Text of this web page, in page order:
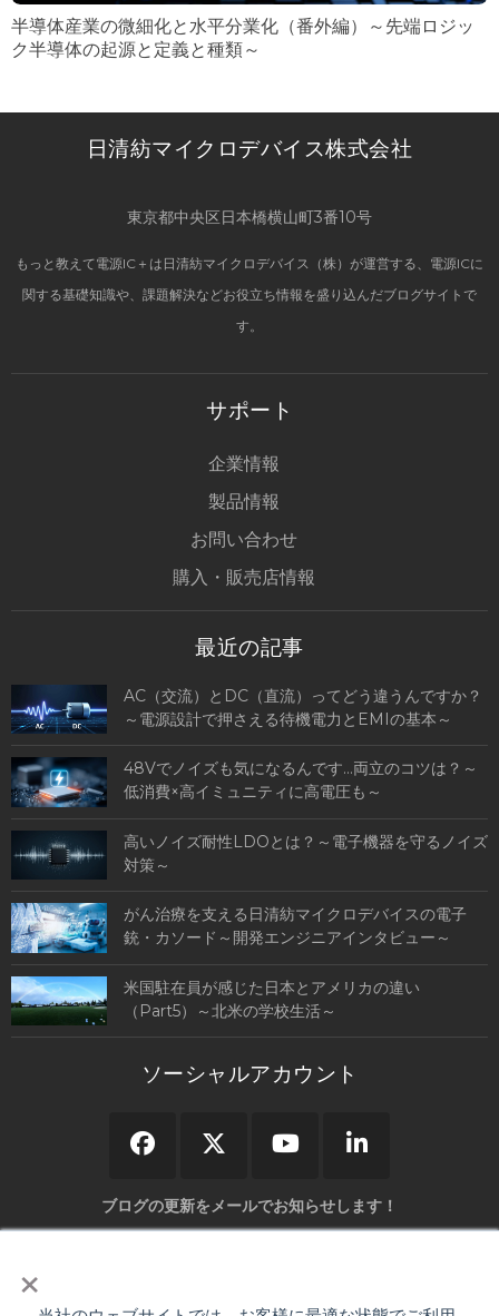
×
半導体産業の微細化と水平分業化（番外編）～先端ロジッ
ク半導体の起源と定義と種類～
日清紡マイクロデバイス株式会社
東京都中央区日本橋横山町3番10号
もっと教えて電源IC＋は日清紡マイクロデバイス（株）が運営する、電源ICに
関する基礎知識や、課題解決などお役立ち情報を盛り込んだブログサイトで
す。
サポート
企業情報
製品情報
お問い合わせ
購入・販売店情報
最近の記事
AC（交流）とDC（直流）ってどう違うんですか？
～電源設計で押さえる待機電力とEMIの基本～
48Vでノイズも気になるんです…両立のコツは？～
低消費×高イミュニティに高電圧も～
高いノイズ耐性LDOとは？～電子機器を守るノイズ
対策～
がん治療を支える日清紡マイクロデバイスの電子
銃・カソード～開発エンジニアインタビュー～
米国駐在員が感じた日本とアメリカの違い
（Part5）～北米の学校生活～
ソーシャルアカウント
ブログの更新をメールでお知らせします！
弊社の「個人情報保護について」をご確認いただき、同意の上送信して下さい。